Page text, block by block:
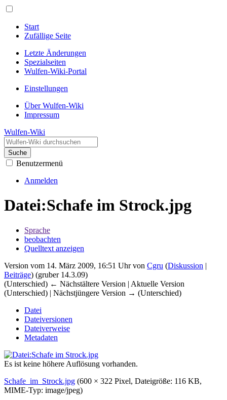
Start
Zufällige Seite
Letzte Änderungen
Spezialseiten
Wulfen-Wiki-Portal
Einstellungen
Über Wulfen-Wiki
Impressum
Wulfen-Wiki
Suche
Benutzermenü
Anmelden
Datei:Schafe im Strock.jpg
Sprache
beobachten
Quelltext anzeigen
Version vom 14. März 2009, 16:51 Uhr von Cgru (Diskussion |
Beiträge) (gruber 14.3.09)
(Unterschied) ← Nächstältere Version | Aktuelle Version
(Unterschied) | Nächstjüngere Version → (Unterschied)
Datei
Dateiversionen
Dateiverweise
Metadaten
Es ist keine höhere Auflösung vorhanden.
Schafe_im_Strock.jpg (600 × 322 Pixel, Dateigröße: 116 KB,
MIME-Typ: image/jpeg)